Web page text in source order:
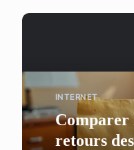
INTERNET
Comparer
retours